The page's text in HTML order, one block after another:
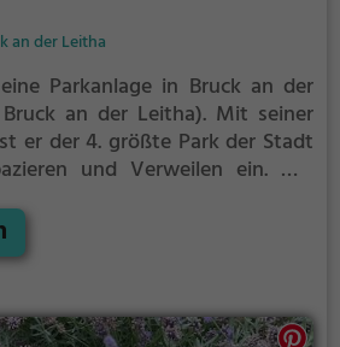
an der Leitha
Parkanlage in Bruck an der
an der Leitha). Mit seiner
er der 4. größte Park der Stadt
und Verweilen ein. Mit
zahlreiche Möglichkeiten zur